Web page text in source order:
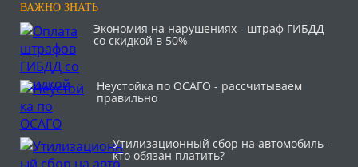
ВАЖНО ЗНАТЬ
Экономия на нарушениях - штраф ГИБДД
со скидкой в 50%
Неустойка по ОСАГО - рассчитываем
правильно
Утилизационный сбор на автомобиль –
кто обязан платить?